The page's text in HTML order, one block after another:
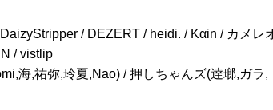
/ DEZERT / heidi. / Kαin / カメレ
/ vistlip
海,祐弥,玲夏,Nao) / 押しちゃんズ(逹瑯,ガラ,